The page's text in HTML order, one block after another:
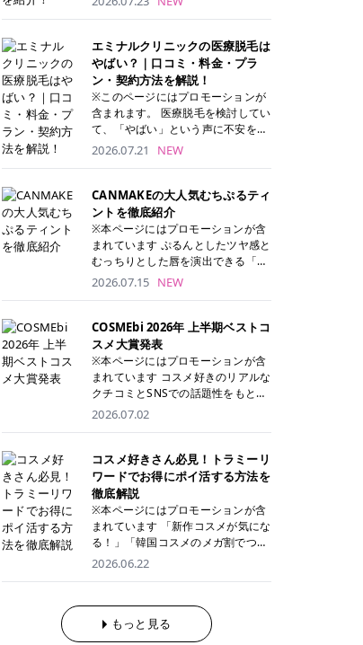
両方を叶えられます。 韓国コスメブ
ランドを中心に人気を集めていまし
たが、現在では日本でも定番のスキ
ンケアアイテムとして幅広い世代に
愛用されています。 トナーパッドの
特徴 トナーパッドと拭き取り化粧水
の違い 「トナーパッド」と「拭き取
り化粧水」はどちらも洗顔後に使用
するスキンケアアイテムですが、使
い方や特徴に違いがあります。 トナ
ーパッドは、化粧水があらかじめパ
ッドに含まれているため、コットン
を用意する手間がなく、忙しい朝で
もサッと使えるのが魅力です。 ま
た、保湿成分を豊富に配合した商品
が多く、拭き取り後にそのまま部分
用パックとして使えるトナーパッド
も増えています。 一方、拭き取り化
粧水は液体タイプのため、コットン
整しやすく、お気に入りの化粧水を
使いたい方やコストを抑えて続けた
い方にもおすすめです。 トナーパッ
ドのメリット トナーパッドは、角質
ケア・保湿ケア・部分用パックまで
1枚で行える便利なスキンケアアイ
テムです。 ここでは、トナーパッド
す。 古い角質や皮脂汚れをやさしく
オフ トナーパッドを使用すること
で、洗顔だけでは落としきれない古
い角質や余分な皮脂汚れをやさしく
拭き取り、なめらかな肌へ整えま
す。 保湿ケアまで1枚でできる 保湿
成分を配合したトナーパッドなら、
ケアにもぴったりです。 部分パック
としても使える 多くのトナーパッド
は、乾燥が気になる頬や額、小鼻な
べばいいの？と迷ってしまいますよ
ね。 この記事では、医療脱毛の基本
から、東京で特に通いやすいフレイ
アクリニック・レジーナクリニッ
ク・エミナルクリニック・リゼクリ
ニックの4院について、分かりやす
リニックを見つけて、面倒な自己処
理から卒業しちゃいましょう♪ クリ
ニック 全身＋VIO 全身＋VIO＋顔 特
徴 脱毛器 詳細 フレイアクリニック
52,800円(税込)/5回 94,600円(税
込)/5回 肌への負担に配慮しなが
ら、コストパフォーマンスも重視し
たい方に！ メディオスターモノリス
メディオスターNeXT PRO 公式サイ
ト> レジーナクリニック 52,800円
(税込)/5回 99,000円(税込)/5回 ジェ
ントルシリーズを選べるため、脱毛
機にこだわりたい方におすすめ！ ジ
ェントルマックスプロ ジェントルマ
ックスプロプラス ジェントルレーズ
プロ ソプラノチタニウム 公式サイ
ト> エミナルクリニック 49,500円
(税込)/6回 93,500円(税込)/6回 エミ
定！月々払いも安くて通いやすい ク
リスタルプロ 公式サイト> リゼクリ
ニック 109,800円(税込)/5回 144,80
0円(税込)/5回 毛質に合わせて脱毛
機を選択可能！有効期限も5年と長
くマイペースに通いやすい ラシャ
メディオスターNeXT PRO ジェント
ルYAGプロ 公式サイト> ｜そもそも
うの？ 脱毛を考えたときに、まず悩
むのが「医療脱毛とエステ脱毛、ど
エミナルクリニックの医療脱毛は
やばい？｜口コミ・料金・プラ
ン・契約方法を解説！
※このページにはプロモーションが
含まれます。 医療脱毛を検討してい
て、「やばい」という声に不安を抱
える方も多いのではないでしょう
体系をはじめ、学生や友人同士でお
得になる割引キャンペーン、無料カ
ウンセリングから施術までの具体的
なステップを分かりやすく解説しま
す。 これから手軽に全身医療脱毛を
後までチェックして、ご自身にぴっ
ください！ クリニック 全身＋VIO
全身＋VIO＋顔 特徴 脱毛器 詳細 フ
レイアクリニック 52,800円(税込)/5
回 94,600円(税込)/5回 肌への負担
に配慮しながら、コストパフォーマ
ンスも重視したい方に！ メディオス
ターモノリス メディオスターNeXT
PRO 公式サイト> レジーナクリニッ
ク 52,800円(税込)/5回 99,000円(税
込)/5回 ジェントルシリーズを選べ
るため、脱毛機にこだわりたい方に
おすすめ！ ジェントルマックスプロ
ジェントルマックスプロプラス ジェ
ントルレーズプロ ソプラノチタニウ
ム 公式サイト> エミナルクリニック
49,500円(税込)/6回 93,500円(税
込)/6回 エミナルクリニックの始め
通いやすい クリスタルプロ 公式サ
イト> リゼクリニック 109,800円(税
2026.07.21 NEW
CANMAKEの大人気むちぷるティ
ントを徹底紹介
※本ページにはプロモーションが含
まれています ぷるんとしたツヤ感と
むっちりとした唇を演出できる「C
ANMAKE（キャンメイク）むちぷる
湿ケアも叶えられることから、SNS
でも話題の人気リップです。 「自分
にはどのカラーが似合う？」「イエ
ベ・ブルベ別のおすすめは？」と気
になっている方も多いのではないで
とともにご紹介！それぞれの色味や
なメイクに合うのかまで詳しく解説
します✨ ※メイクアップ効果による
CANMAKE むちぷるティントとは？
CANMAKE むちぷるティントは、テ
ィント・プランパー・保湿ケアを1
本で叶えるリップです。 するすると
塗れるなめらかなテクスチャーで、
縦ジワをカバーしながら、むっちり
としたツヤのある唇を演出します。
るため、乾燥しにくくデイリー使い
にもぴったり！ アイテム詳細を見る
2026.07.15 NEW
COSMEbi 2026年 上半期ベストコ
スメ大賞発表
※本ページにはプロモーションが含
まれています コスメ好きのリアルな
クチコミとSNSでの話題性をもとに
選出された、COSMEbi 2026年上半
た名品たちを、カテゴリ別にご紹介
します。 本記事では、2025年11月
～2026年4月までの半年間におい
て、COSMEbi内でのクチコミとSN
Sでの話題性を元に選出されたコス
メやスキンケアなどの化粧品を「総
国コスメ」に分けて1位～3位までを
ランキング形式で発表！ 2026年上
半期 総合大賞 AMUSE（アミュー
ズ）「 ジェルフィットグロス」 👑
「ジェルフィットグロス」の特徴 唇
2026.07.02
コスメ好きさん必見！トラミーリ
ワードでお得にポイ活する方法を
徹底解説
※本ページにはプロモーションが含
まれています 「新作コスメが気にな
る！」「韓国コスメのメガ割でつい
買いすぎてしまう……」 そんな美容
を少し工夫するだけでポイントを貯
められるため、コスメやスキンケア
にかかる費用を少しでも抑えたい方
2026.06.22
もっと見る